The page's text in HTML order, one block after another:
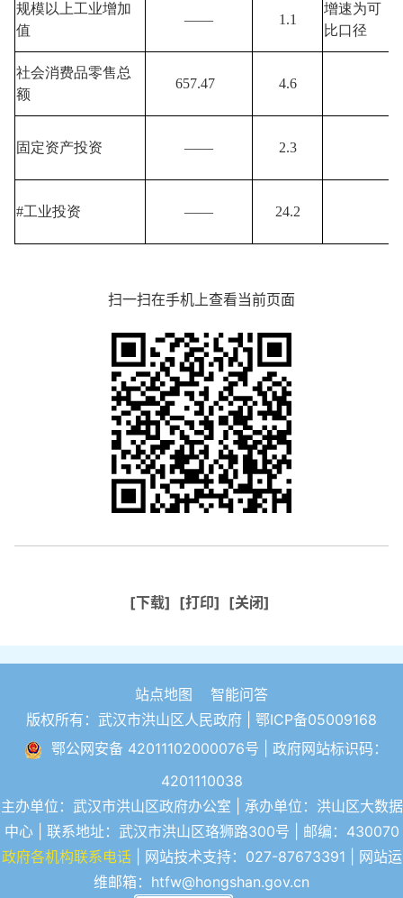
规模以上工业增加
值
—— 1.1
增速为可
比口径
社会消费品零售总
额
657.47 4.6
固定资产投资 —— 2.3
#工业投资 —— 24.2
扫一扫在手机上查看当前页面
[下载] [打印] [关闭]
站点地图
智能问答
版权所有：武汉市洪山区人民政府 | 鄂ICP备05009168
鄂公网安备 42011102000076号 | 政府网站标识码：
4201110038
主办单位：武汉市洪山区政府办公室 | 承办单位：洪山区大数据
中心 | 联系地址：武汉市洪山区珞狮路300号 | 邮编：430070
政府各机构联系电话| 网站技术支持：027-87673391 | 网站运
维邮箱：htfw@hongshan.gov.cn